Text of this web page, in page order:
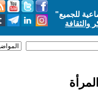
للجميع"
والثقافة